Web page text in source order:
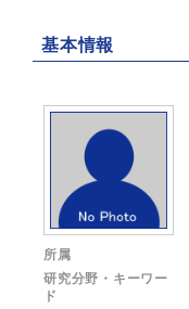
基本情報
所属
研究分野・キーワー
ド